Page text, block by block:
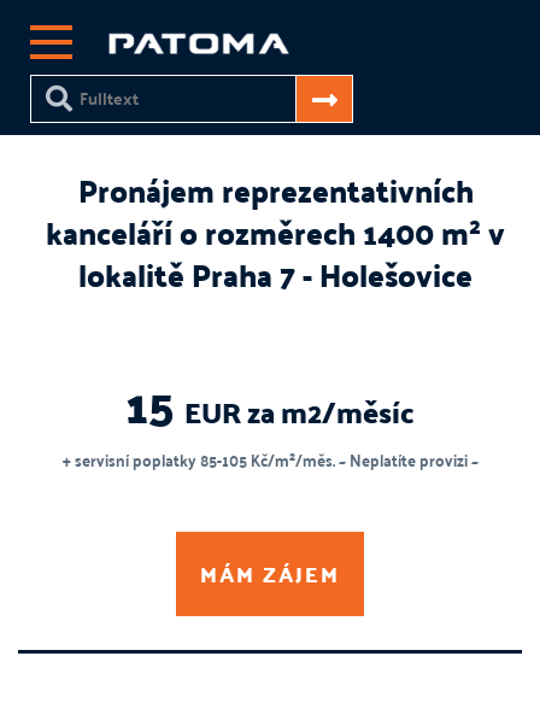
Pronájem reprezentativních
kanceláří o rozměrech 1400 m² v
lokalitě Praha 7 - Holešovice
15 EUR za m2/měsíc
+ servisní poplatky 85-105 Kč/m²/měs. ~ Neplatíte provizi ~
MÁM ZÁJEM